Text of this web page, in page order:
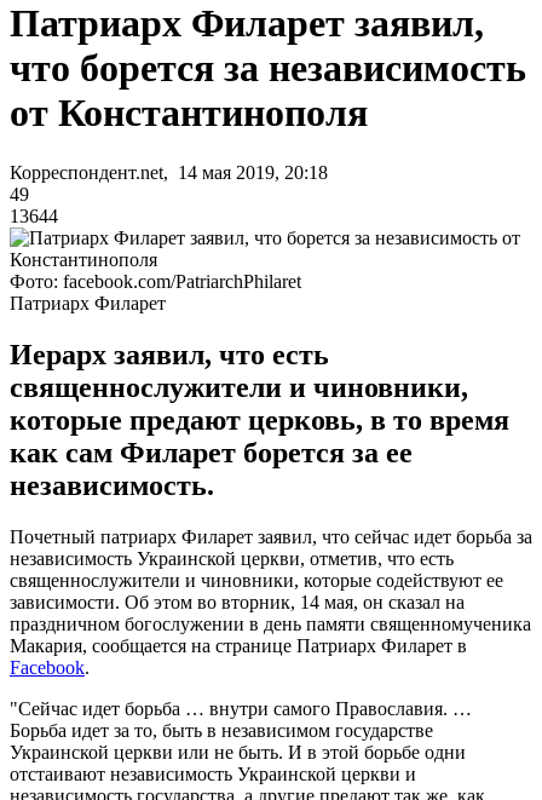
Патриарх Филарет заявил,
что борется за независимость
от Константинополя
Корреспондент.net, 14 мая 2019, 20:18
49
13644
Фото: facebook.com/PatriarchPhilaret
Патриарх Филарет
Иерарх заявил, что есть
священнослужители и чиновники,
которые предают церковь, в то время
как сам Филарет борется за ее
независимость.
Почетный патриарх Филарет заявил, что сейчас идет борьба за
независимость Украинской церкви, отметив, что есть
священнослужители и чиновники, которые содействуют ее
зависимости. Об этом во вторник, 14 мая, он сказал на
праздничном богослужении в день памяти священномученика
Макария, сообщается на странице Патриарх Филарет в
Facebook.
"Сейчас идет борьба … внутри самого Православия. …
Борьба идет за то, быть в независимом государстве
Украинской церкви или не быть. И в этой борьбе одни
отстаивают независимость Украинской церкви и
независимость государства, а другие предают так же, как